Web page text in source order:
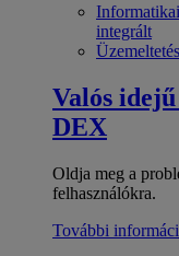
integrált
Valós
DEX
Oldja meg a
felhasználókra.
További